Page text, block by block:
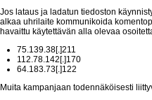
Jos lataus ja ladatun tiedoston
alkaa uhrilaite kommunikoida
havaittu käytettävän alla olevaa
75.139.38[.]211
112.78.142[.]170
64.183.73[.]122
Muita kampanjaan todennäköisesti